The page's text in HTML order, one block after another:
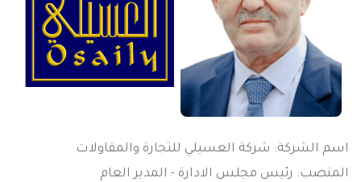
اسم الشركة: شركة العسيلي للتجارة والمقاولات
المنصب: رئيس مجلس الادارة - المدير العام